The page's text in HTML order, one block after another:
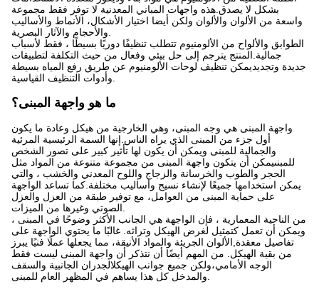
بشكل لا يصدق.هذه واجهات المباني المعدنية لا توفر فقط مجموعة
واسعة من الألوان والألوان ولكن أيضا اختيار الأشكال، الأنماط والأساليب
الطوابق والألواح من الألومنيوم تتطلب تنظيفًا دوريًا بسيطًا ، فقط لأسباب
جمالية.المنتج يترجم إلى حل بيئي وفعال من حيث التكلفة لتطبيقات
جديدة وتجديديمكن تنظيف لوحات الألومنيوم عن طريق رفع المياه بسيطة
ما هو واجهة المبنى؟
واجهة المبنى هي وجه المبنى، وهي الخارجية من هيكل وعادة ما يكون
أول جزء من المبنى الذي يراه الناس.إنها السمة الرئيسية المرئية
والجمالية للمبنى ويمكن أن يكون لها تأثير كبير على تصور الشخص
للمبنىيمكن أن يتكون واجهة المبنى من مجموعة متنوعة من المواد مثل
الحجر والطوب والخرسانة والزجاج واللوح المعدني والخشب ، والتي
يمكن استخدامها جميعًا لإنشاء نسيج وأساليب مختلفة.كما تساعد الواجهة
على حماية المبنى من العوامل، مع توفير طبقة من العزل والعزل
من الناحية المعمارية ، فإن الواجهة هي الجانب الأكثر وضوحًا في المبنى ،
ويمكن أن تعمل كتمثيل لغرض الهيكل وتراثه. غالبًا ما يحتوي الواجهة على
تفاصيل معقدة,الألوان الجريئة والمواد الأنيقة، مما يجعلها عملًا فنيًا يبرز
من بقية الهيكل. من المهم أيضًا أن نتذكر أن واجهة المبنى ليست فقط
الوجه الأمامي،ولكن جميع جوانب الهيكلالجدران الجانبية والسقف